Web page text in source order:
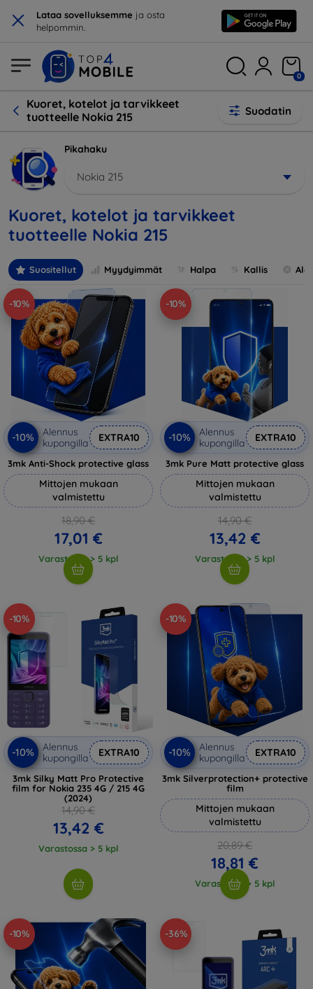
× Lataa sovelluksemme ja osta
helpommin.
0
Kuoret, kotelot ja tarvikkeet
tuotteelle Nokia 215
Suodatin
Pikahaku
Nokia 215
Kuoret, kotelot ja tarvikkeet
tuotteelle Nokia 215
Suositellut Myydyimmät Halpa Kallis
-10%
-10%
Alennus
kupongilla
EXTRA10
3mk Anti-Shock protective glass
Mittojen mukaan
valmistettu
18,90 €
17,01 €
Varastossa > 5 kpl
-10%
-10%
Alennus
kupongilla
EXTRA10
3mk Pure Matt protective glass
Mittojen mukaan
valmistettu
14,90 €
13,42 €
Varastossa > 5 kpl
-10%
-10%
Alennus
kupongilla
EXTRA10
3mk Silky Matt Pro Protective
film for Nokia 235 4G / 215 4G
(2024)
14,90 €
13,42 €
Varastossa > 5 kpl
-10%
-10%
Alennus
kupongilla
EXTRA10
3mk Silverprotection+ protective
film
Mittojen mukaan
valmistettu
20,89 €
18,81 €
Varastossa > 5 kpl
-10% -36%